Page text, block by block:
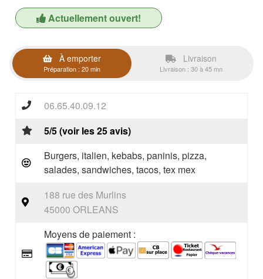
Actuellement ouvert!
À emporter
Préparation : 20 min
Livraison
Livraison : 30 à 45 mn
06.65.40.09.12
5/5 (voir les 25 avis)
Burgers, italien, kebabs, paninis, pizza,
salades, sandwiches, tacos, tex mex
188 rue des Murlins
45000 ORLEANS
Moyens de paiement :